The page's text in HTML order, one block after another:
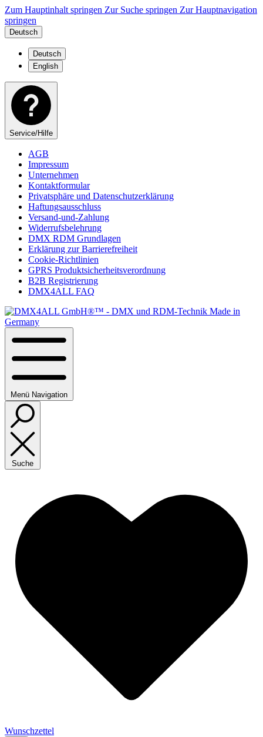
Zum Hauptinhalt springen Zur Suche springen Zur Hauptnavigation
springen
Deutsch
Deutsch
English
Service/Hilfe
AGB
Impressum
Unternehmen
Kontaktformular
Privatsphäre und Datenschutzerklärung
Haftungsausschluss
Versand-und-Zahlung
Widerrufsbelehrung
DMX RDM Grundlagen
Erklärung zur Barrierefreiheit
Cookie-Richtlinien
GPRS Produktsicherheitsverordnung
B2B Registrierung
DMX4ALL FAQ
Menü Navigation
Suche
Wunschzettel